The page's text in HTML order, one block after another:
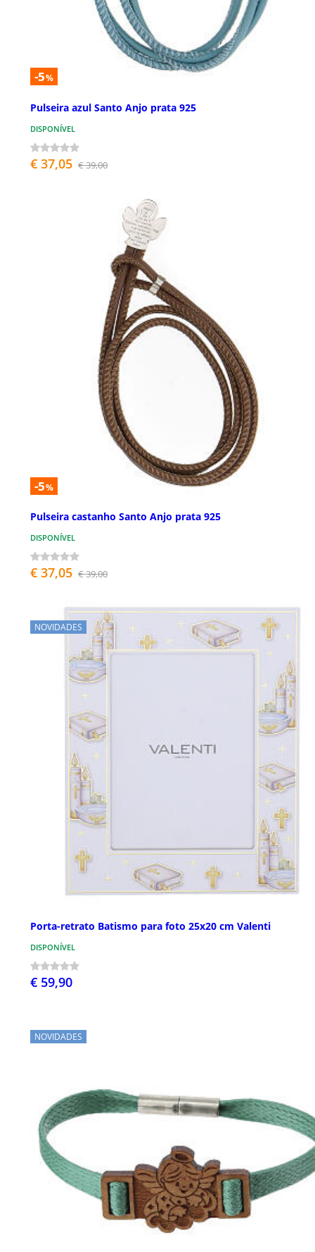
-5%
Pulseira azul Santo Anjo prata 925
DISPONÍVEL
€ 37,05 € 39,00
-5%
Pulseira castanho Santo Anjo prata 925
DISPONÍVEL
€ 37,05 € 39,00
NOVIDADES
Porta-retrato Batismo para foto 25x20 cm Valenti
DISPONÍVEL
€ 59,90
NOVIDADES